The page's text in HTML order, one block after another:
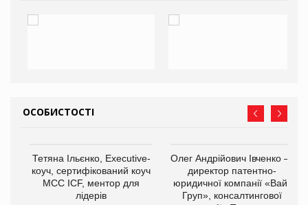
ОСОБИСТОСТІ
Тетяна Ільєнко, Executive-
коуч, сертифікований коуч
МСС ICF, ментор для
лідерів
Олег Андрійович Івченко —
директор патентно-
юридичної компанії «Вайз
Груп», консалтингової